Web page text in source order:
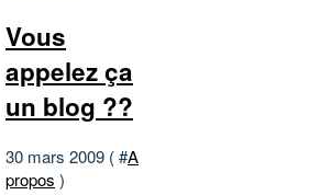
Vous
appelez ça
un blog ??
30 mars 2009 ( #A
propos )